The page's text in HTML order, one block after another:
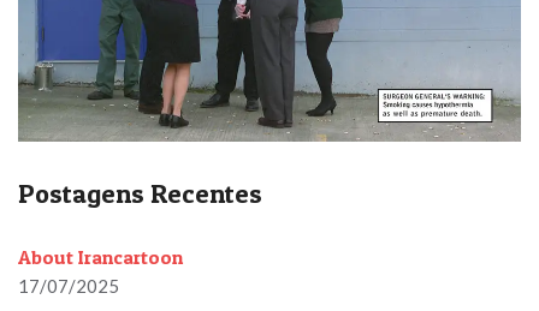
Postagens Recentes
About Irancartoon
17/07/2025